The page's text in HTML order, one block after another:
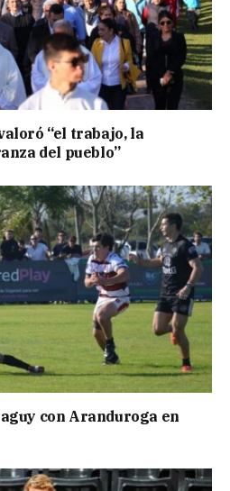
“el trabajo, la
del pueblo”
con Aranduroga en